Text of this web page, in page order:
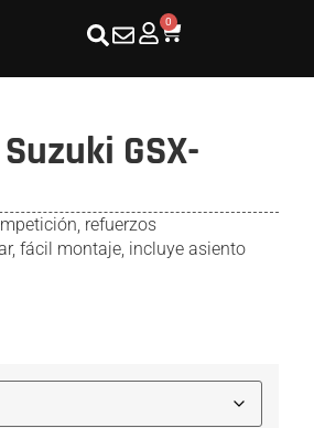
0
GSX-
refuerzos
fácil montaje, incluye asiento